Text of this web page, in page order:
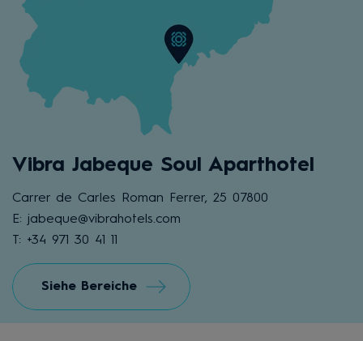
Vibra Jabeque Soul Aparthotel
Carrer de Carles Roman Ferrer, 25 07800
E: jabeque@vibrahotels.com
T: +34 971 30 41 11
Siehe Bereiche